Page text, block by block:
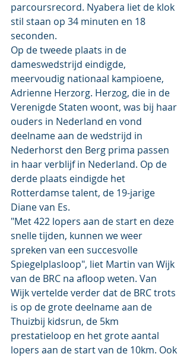
parcoursrecord. Nyabera liet de klok
stil staan op 34 minuten en 18
seconden.
Op de tweede plaats in de
dameswedstrijd eindigde,
meervoudig nationaal kampioene,
Adrienne Herzorg. Herzog, die in de
Verenigde Staten woont, was bij haar
ouders in Nederland en vond
deelname aan de wedstrijd in
Nederhorst den Berg prima passen
in haar verblijf in Nederland. Op de
derde plaats eindigde het
Rotterdamse talent, de 19-jarige
Diane van Es.
"Met 422 lopers aan de start en deze
snelle tijden, kunnen we weer
spreken van een succesvolle
Spiegelplasloop", liet Martin van Wijk
van de BRC na afloop weten. Van
Wijk vertelde verder dat de BRC trots
is op de grote deelname aan de
Thuizbij kidsrun, de 5km
prestatieloop en het grote aantal
lopers aan de start van de 10km. Ook